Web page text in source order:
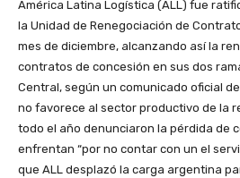
América Latina Logística (ALL) fue
la Unidad de Renegociación de
mes de diciembre, alcanzando así la
contratos de concesión en sus dos
Central, según un comunicado oficial
no favorece al sector productivo de la
todo el año denunciaron la pérdida de
enfrentan “por no contar con un el
que ALL desplazó la carga argentina